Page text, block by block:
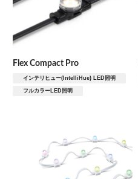
輝きを見せる
間接照明
照らす要素
Flex Compact Pro
インテリヒュー(IntelliHue) LED照明
フルカラーLED照明